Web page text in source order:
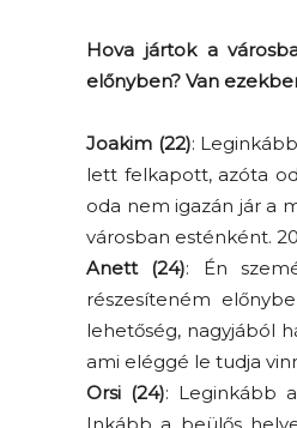
Hova jártok a
előnyben? Van
Joakim (22):
lett felkapott, azóta
oda nem igazán jár a
városban esténként.
Anett (24): Én
részesíteném
lehetőség, nagyjából
ami eléggé le tudja
Orsi (24): Leginkább